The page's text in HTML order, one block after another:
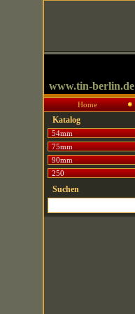
www.tin-berlin.de
Home
Katalog
54mm
75mm
90mm
250
Suchen